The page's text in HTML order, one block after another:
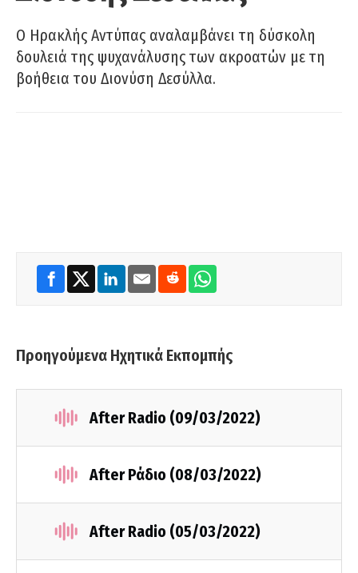
Ο Ηρακλής Αντύπας αναλαμβάνει τη δύσκολη
δουλειά της ψυχανάλυσης των ακροατών με τη
βοήθεια του Διονύση Δεσύλλα.
Προηγούμενα Ηχητικά Εκπομπής
After Radio (09/03/2022)
After Ράδιο (08/03/2022)
After Radio (05/03/2022)